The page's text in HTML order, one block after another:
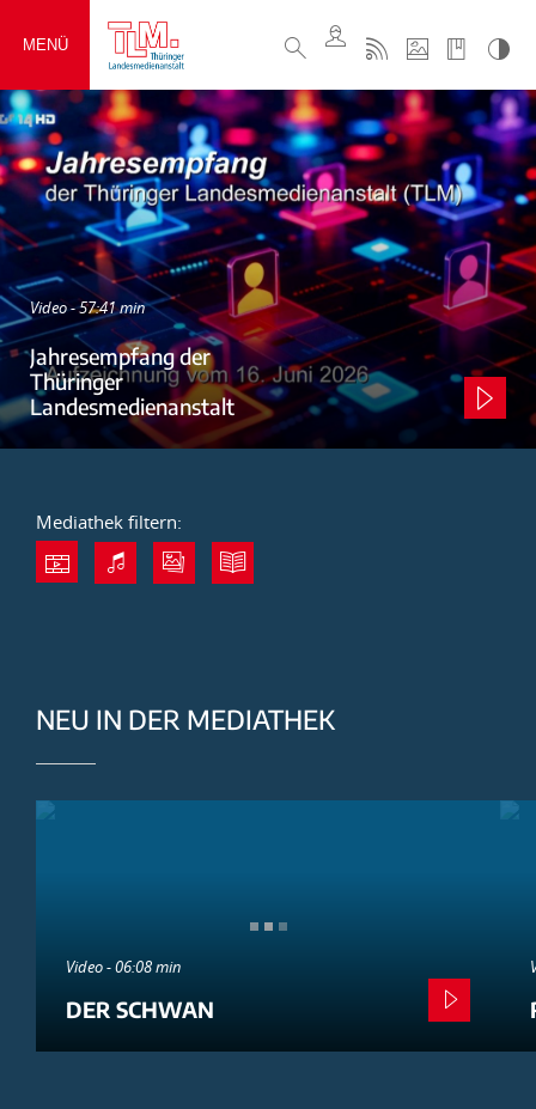
MENÜ
Video - 57:41 min
Jahresempfang der
Thüringer
Landesmedienanstalt
Mediathek filtern:
NEU IN DER MEDIATHEK
Video - 06:08 min
DER SCHWAN